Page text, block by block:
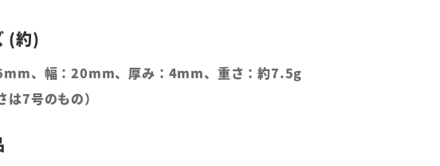
、幅：20mm、厚み：4mm、重さ：約7.5g
は7号のもの）